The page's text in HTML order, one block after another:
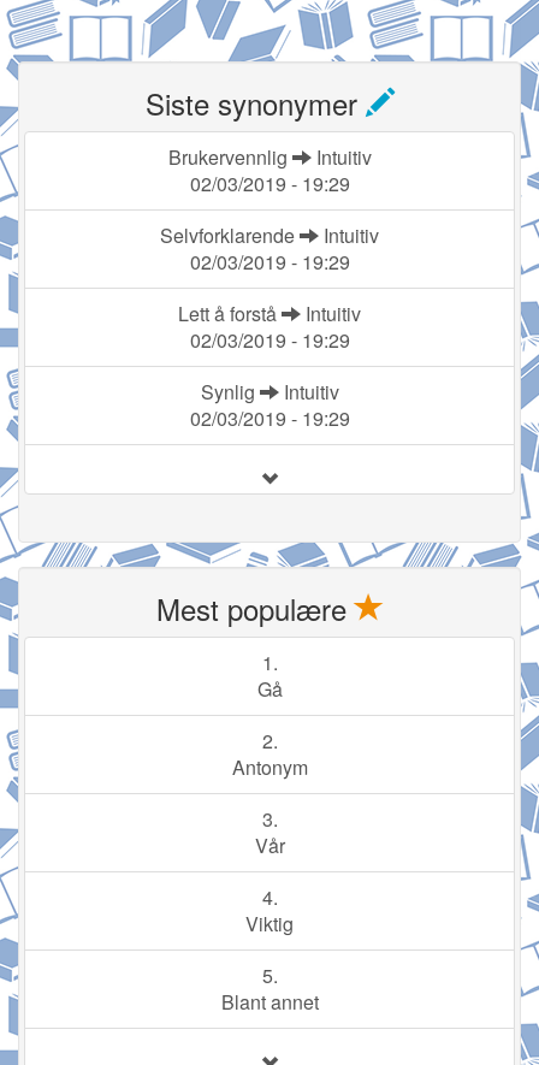
Siste synonymer
Brukervennlig
Intuitiv
02/03/2019 - 19:29
Selvforklarende
Intuitiv
02/03/2019 - 19:29
Lett å forstå
Intuitiv
02/03/2019 - 19:29
Synlig
Intuitiv
02/03/2019 - 19:29
Mest populære
1.
Gå
2.
Antonym
3.
Vår
4.
Viktig
5.
Blant annet